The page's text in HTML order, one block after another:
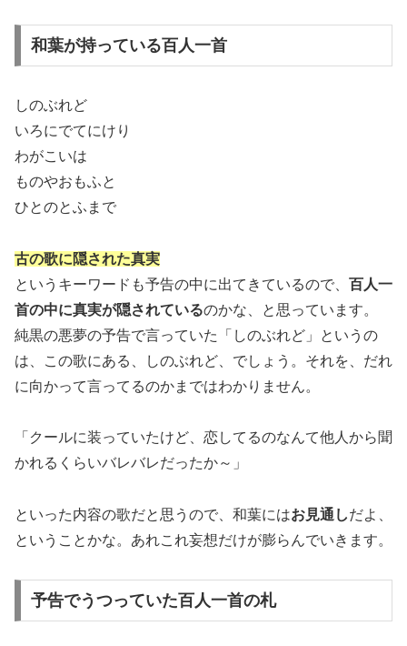
和葉が持っている百人一首
しのぶれど
いろにでてにけり
わがこいは
ものやおもふと
ひとのとふまで
古の歌に隠された真実
というキーワードも予告の中に出てきているので、 百人一
首の中に真実が隠されているのかな、と思っています。
純黒の悪夢の予告で言っていた「しのぶれど」というの
は、この歌にある、しのぶれど、でしょう。それを、だれ
に向かって言ってるのかまではわかりません。
「クールに装っていたけど、恋してるのなんて他人から聞
かれるくらいバレバレだったか～」
といった内容の歌だと思うので、和葉にはお見通しだよ、
ということかな。あれこれ妄想だけが膨らんでいきます。
予告でうつっていた百人一首の札